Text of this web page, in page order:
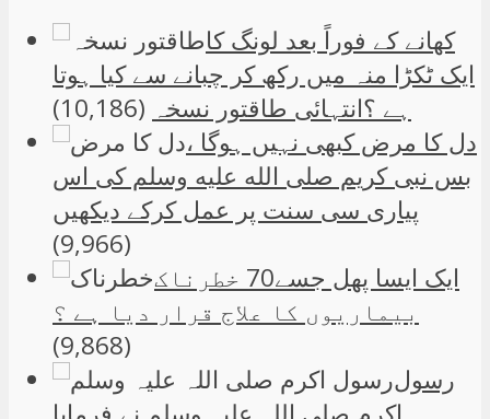
کھانے کے فوراً بعد لونگ کا
ایک ٹکڑا منہ میں رکھ کر چبانے سے کیا ہوتا
ہے ؟انتہائی طاقتور نسخہ (10,186)
دل کا مرض کبھی نہیں ہوگا ،
بس نبی کریم صلی الله علیه وسلم کی اس
پیاری سی سنت پر عمل کرکے دیکھیں
(9,966)
ایک ایسا پھل جسے70 خطرناک
بیماریوں کا علاج قرار دیا ہے ؟
(9,868)
رسول